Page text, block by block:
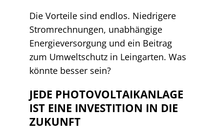
Die Vorteile sind endlos. Niedrigere
Stromrechnungen, unabhängige
Energieversorgung und ein Beitrag
zum Umweltschutz in Leingarten. Was
könnte besser sein?
JEDE PHOTOVOLTAIKANLAGE
IST EINE INVESTITION IN DIE
ZUKUNFT